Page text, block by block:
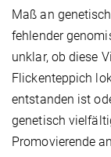
Maß an
fehlender
unklar, ob diese
Flickenteppich
entstanden ist
genetisch
Promovierende